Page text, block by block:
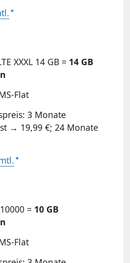
XXXL 14 GB = 14 GB
Flat
3 Monate
→ 19,99 €; 24 Monate
= 10 GB
Flat